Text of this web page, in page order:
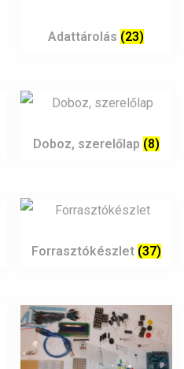
Adattárolás (23)
Doboz, szerelőlap (8)
Forrasztókészlet (37)